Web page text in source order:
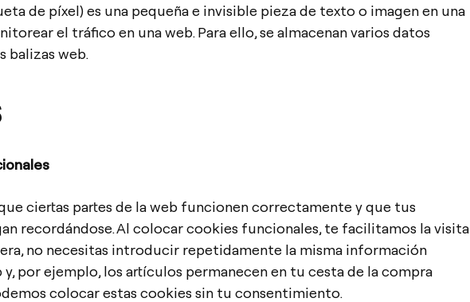
de píxel) es una pequeña e invisible pieza de texto o imagen en una
el tráfico en una web. Para ello, se almacenan varios datos
balizas web.
ciertas partes de la web funcionen correctamente y que tus
recordándose. Al colocar cookies funcionales, te facilitamos la visita
no necesitas introducir repetidamente la misma información
por ejemplo, los artículos permanecen en tu cesta de la compra
colocar estas cookies sin tu consentimiento.